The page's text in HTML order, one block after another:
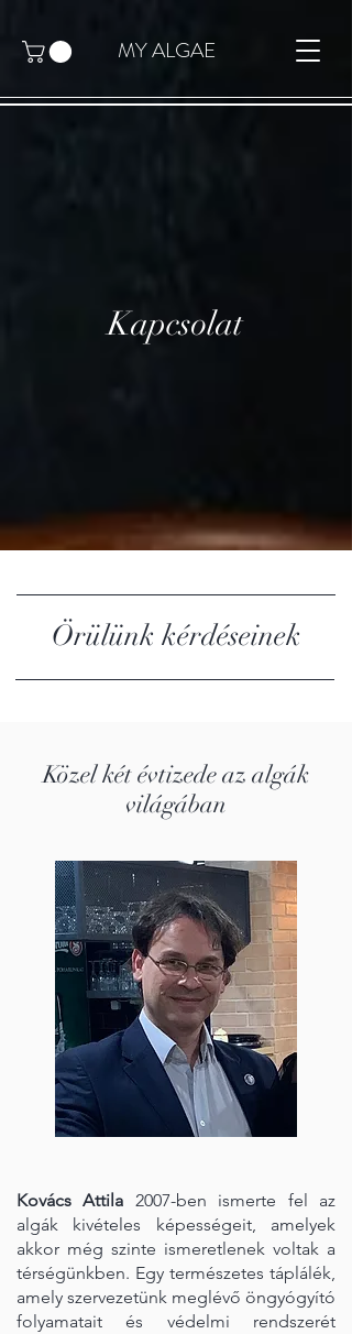
MY ALGAE
Kapcsolat
Örülünk kérdéseinek
Közel két évtizede az algák
világában
Kovács Attila 2007-ben ismerte fel az
algák kivételes képességeit, amelyek
akkor még szinte ismeretlenek voltak a
térségünkben. Egy természetes táplálék,
amely szervezetünk meglévő öngyógyító
folyamatait és védelmi rendszerét